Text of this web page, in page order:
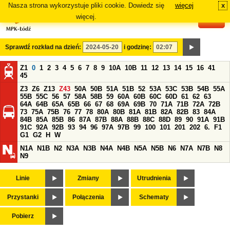
Nasza strona wykorzystuje pliki cookie. Dowiedz się
więcej.
więcej x
Sprawdź rozkład na dzień: i godzinę:
Z1 0 1 2 3 4 5 6 7 8 9 10A 10B 11 12 13 14 15 16 41
45
Z3 Z6 Z13 Z43 50A 50B 51A 51B 52 53A 53C 53B 54B 55A
55B 55C 56 57 58A 58B 59 60A 60B 60C 60D 61 62 63
64A 64B 65A 65B 66 67 68 69A 69B 70 71A 71B 72A 72B
73 75A 75B 76 77 78 80A 80B 81A 81B 82A 82B 83 84A
84B 85A 85B 86 87A 87B 88A 88B 88C 88D 89 90 91A 91B
91C 92A 92B 93 94 96 97A 97B 99 100 101 201 202 6.
F1
G1 G2 H
W
N1A
N1B N2 N3A N3B N4A N4B N5A N5B N6 N7A N7B
N8
N9
Linie Zmiany Utrudnienia
Przystanki Połączenia Schematy
Pobierz